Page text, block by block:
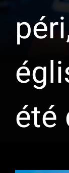
été